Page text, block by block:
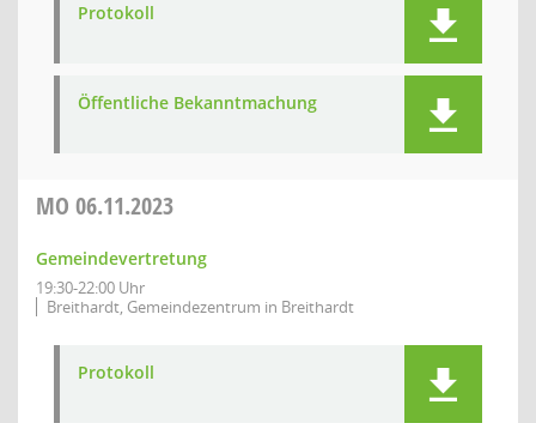
Protokoll
Öffentliche Bekanntmachung
MO 06.11.2023
Gemeindevertretung
19:30-22:00 Uhr
Breithardt, Gemeindezentrum in Breithardt
Protokoll